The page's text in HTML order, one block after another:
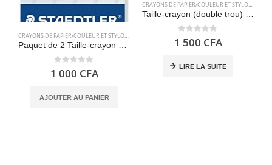
CRAYONS DE PAPIER/COULEUR ET STYLOS,
Paquet de 2 Taille-crayon en plastique – STAEDTLER
0 out of 5
1 000 CFA
AJOUTER AU PANIER
CRAYONS DE PAPIER/COULEUR ET STYLOS,
Taille-crayon (double trou) STAEDTLER 512001
0 out of 5
1 500 CFA
LIRE LA SUITE